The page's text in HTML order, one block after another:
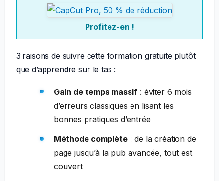
Profitez-en !
3 raisons de suivre cette formation gratuite plutôt
que d’apprendre sur le tas :
Gain de temps massif: éviter 6 mois
d’erreurs classiques en lisant les
bonnes pratiques d’entrée
Méthode complète: de la création de
page jusqu’à la pub avancée, tout est
couvert